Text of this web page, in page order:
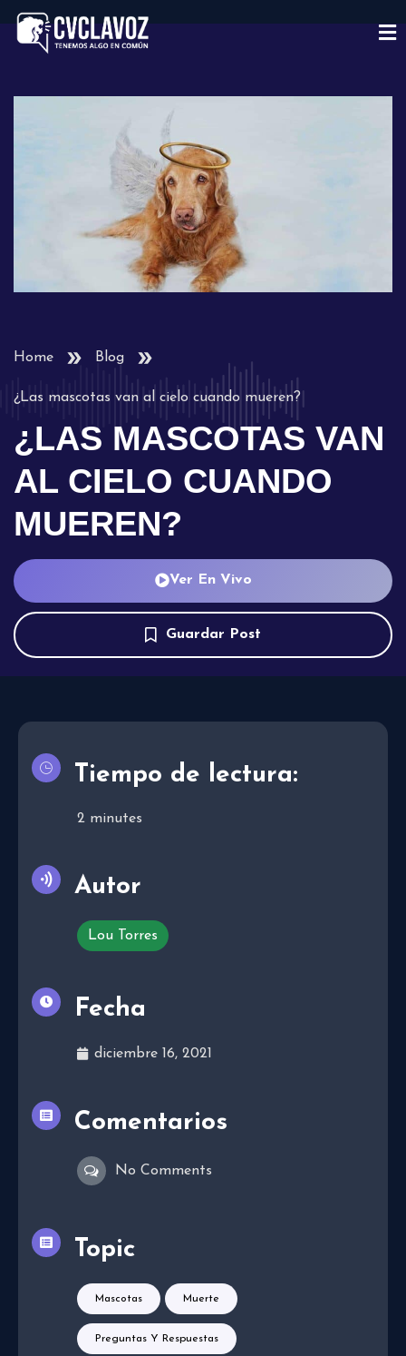
Home Blog
¿Las mascotas van al cielo cuando mueren?
¿LAS MASCOTAS VAN
AL CIELO CUANDO
MUEREN?
Ver En Vivo
Guardar Post
Tiempo de lectura:
2 minutes
Autor
Lou Torres
Fecha
diciembre 16, 2021
Comentarios
No Comments
Topic
Mascotas Muerte
Preguntas Y Respuestas